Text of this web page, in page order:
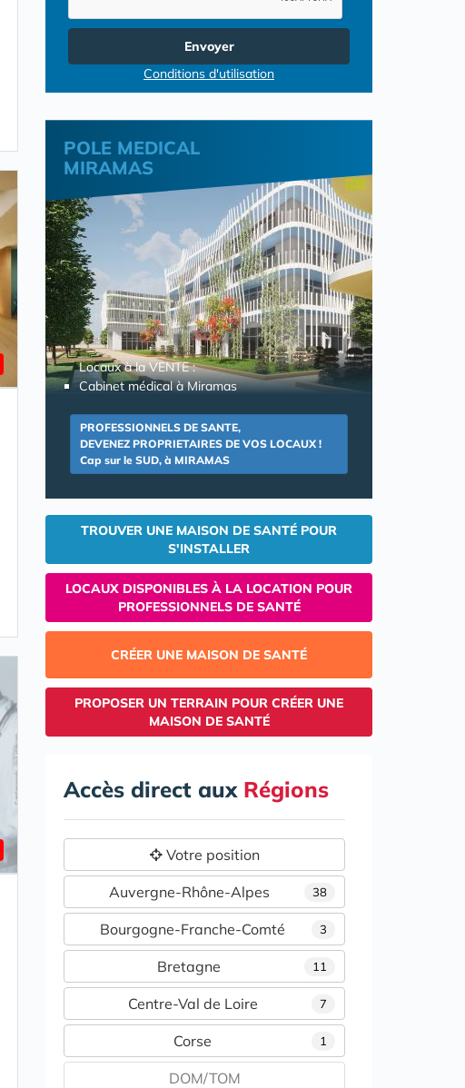
Envoyer
Conditions d'utilisation
POLE MEDICAL
MIRAMAS
Locaux à la VENTE :
Cabinet médical à Miramas
PROFESSIONNELS DE SANTE,
DEVENEZ PROPRIETAIRES DE VOS LOCAUX !
Cap sur le SUD, à MIRAMAS
TROUVER UNE MAISON DE SANTÉ POUR
S'INSTALLER
LOCAUX DISPONIBLES À LA LOCATION POUR
PROFESSIONNELS DE SANTÉ
CRÉER UNE MAISON DE SANTÉ
PROPOSER UN TERRAIN POUR CRÉER UNE
MAISON DE SANTÉ
Accès direct aux Régions
Votre position
38
Auvergne-Rhône-Alpes
3
Bourgogne-Franche-Comté
11
Bretagne
7
Centre-Val de Loire
1
Corse
DOM/TOM